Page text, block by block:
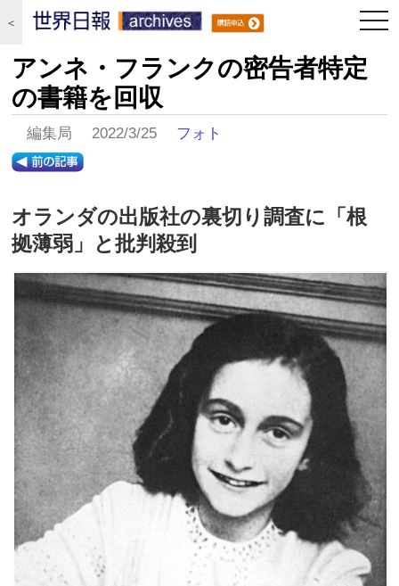
＜
アンネ・フランクの密告者特定
の書籍を回収
編集局 2022/3/25 フォト
オランダの出版社の裏切り調査に「根
拠薄弱」と批判殺到